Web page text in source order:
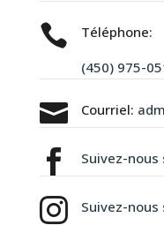

Téléphone:
(450) 975-
 Courriel:
 Suivez-nous

Suivez-